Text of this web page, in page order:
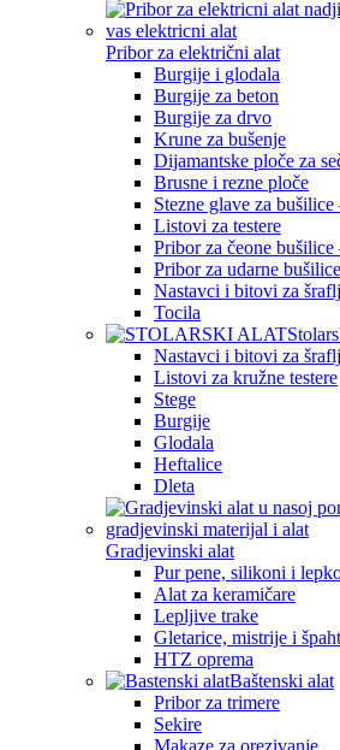
Pribor za električni alat
Burgije i glodala
Burgije za beton
Burgije za drvo
Krune za bušenje
Dijamantske ploče za
Brusne i rezne ploče
Stezne glave za bušilice
Listovi za testere
Pribor za čeone bušilice
Pribor za udarne bušilice
Nastavci i bitovi za
Tocila
Nastavci i bitovi za
Listovi za kružne testere
Stege
Burgije
Glodala
Heftalice
Dleta
Gradjevinski alat
Pur pene, silikoni i
Alat za keramičare
Lepljive trake
Gletarice, mistrije i
HTZ oprema
Baštenski alat
Pribor za trimere
Sekire